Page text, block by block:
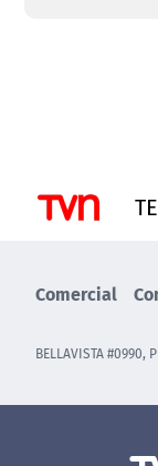
Comercial
BELLAVISTA #0990,